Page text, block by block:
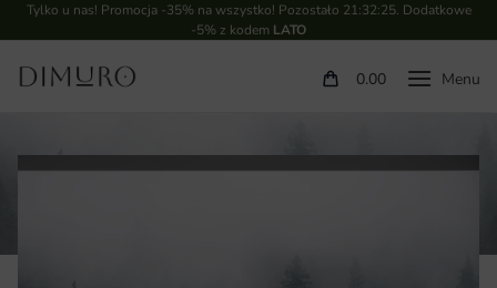
Tylko u nas! Promocja -35% na wszystko! Pozostało 21:32:24. Dodatkowe
-5% z kodem LATO
0.00